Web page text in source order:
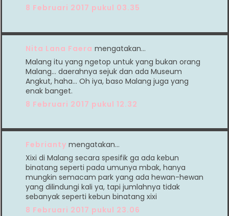
8 Februari 2017 pukul 03.35
Nita Lana Faera mengatakan…
Malang itu yang ngetop untuk yang bukan orang
Malang... daerahnya sejuk dan ada Museum
Angkut, haha... Oh iya, baso Malang juga yang
enak banget.
8 Februari 2017 pukul 12.32
Febrianty mengatakan…
Xixi di Malang secara spesifik ga ada kebun
binatang seperti pada umunya mbak, hanya
mungkin semacam park yang ada hewan-hewan
yang dilindungi kali ya, tapi jumlahnya tidak
sebanyak seperti kebun binatang xixi
8 Februari 2017 pukul 23.06